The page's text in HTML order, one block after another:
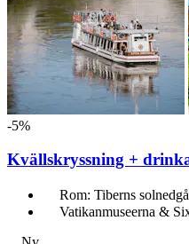
-5%
Kvällskryssning +
Rom: Tiberns
Vatikanmuseerna &